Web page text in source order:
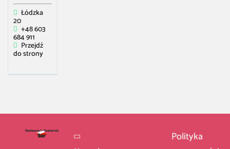
Łódzka
20
+48 603
684 911
Przejdź
do strony
Polityka